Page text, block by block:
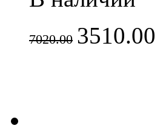
7020.00 3510.00